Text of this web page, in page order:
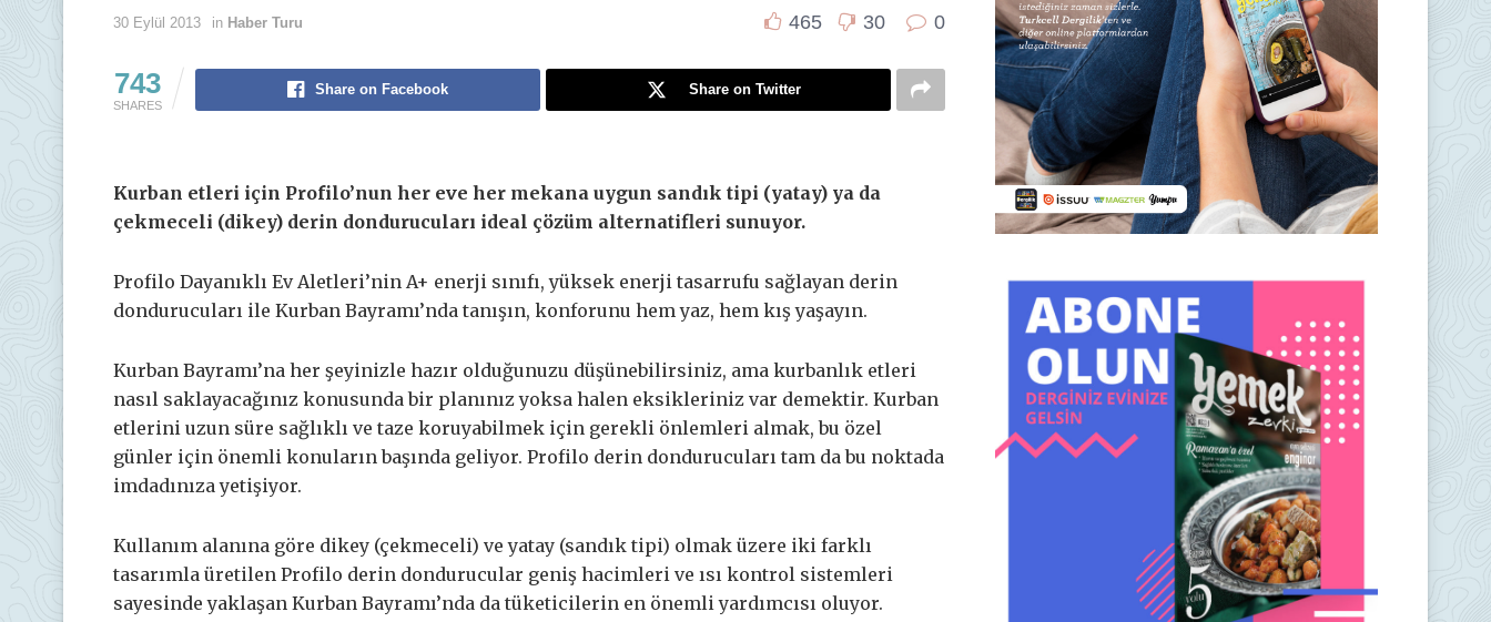
30 Eylül 2013 in Haber Turu 465 30 0
743
SHARES
Share on Facebook Share on Twitter
Kurban etleri için Profilo’nun her eve her mekana uygun sandık tipi (yatay) ya da
çekmeceli (dikey) derin dondurucuları ideal çözüm alternatifleri sunuyor.
Profilo Dayanıklı Ev Aletleri’nin A+ enerji sınıfı, yüksek enerji tasarrufu sağlayan derin
dondurucuları ile Kurban Bayramı’nda tanışın, konforunu hem yaz, hem kış yaşayın.
Kurban Bayramı’na her şeyinizle hazır olduğunuzu düşünebilirsiniz, ama kurbanlık etleri
nasıl saklayacağınız konusunda bir planınız yoksa halen eksikleriniz var demektir. Kurban
etlerini uzun süre sağlıklı ve taze koruyabilmek için gerekli önlemleri almak, bu özel
günler için önemli konuların başında geliyor. Profilo derin dondurucuları tam da bu noktada
imdadınıza yetişiyor.
Kullanım alanına göre dikey (çekmeceli) ve yatay (sandık tipi) olmak üzere iki farklı
tasarımla üretilen Profilo derin dondurucular geniş hacimleri ve ısı kontrol sistemleri
sayesinde yaklaşan Kurban Bayramı’nda da tüketicilerin en önemli yardımcısı oluyor.